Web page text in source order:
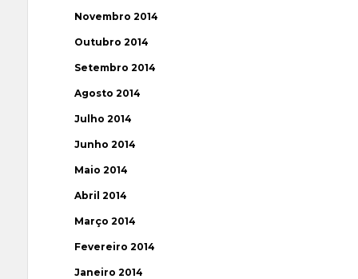
Novembro 2014
Outubro 2014
Setembro 2014
Agosto 2014
Julho 2014
Junho 2014
Maio 2014
Abril 2014
Março 2014
Fevereiro 2014
Janeiro 2014